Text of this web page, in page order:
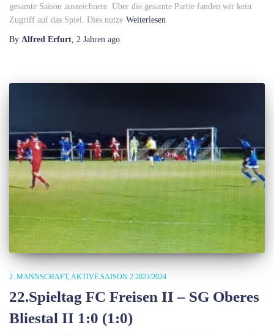
gesamte Saison auszeichnete. Über die gesamte Partie fanden wir kein
Zugriff auf das Spiel. Dies nutze Weiterlesen
By Alfred Erfurt 2 Jahren ago
2. MANNSCHAFT AKTIVE SAISON 2 2023/2024
22.Spieltag FC Freisen II – SG Oberes
Bliestal II 1:0 (1:0)